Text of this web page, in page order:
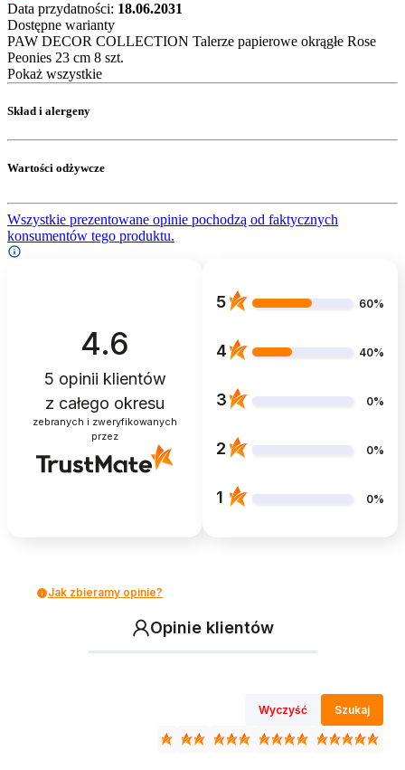
Data przydatności: 18.06.2031
Dostępne warianty
PAW DECOR COLLECTION Talerze papierowe okrągłe Rose
Peonies 23 cm 8 szt.
Pokaż wszystkie
Skład i alergeny
Wartości odżywcze
Wszystkie prezentowane opinie pochodzą od faktycznych
konsumentów tego produktu.
4.6
5 opinii klientów
z całego okresu
zebranych i zweryfikowanych
przez
5 60%
4 40%
3 0%
2 0%
1 0%
Jak zbieramy opinie?
Opinie klientów
Wyczyść Szukaj